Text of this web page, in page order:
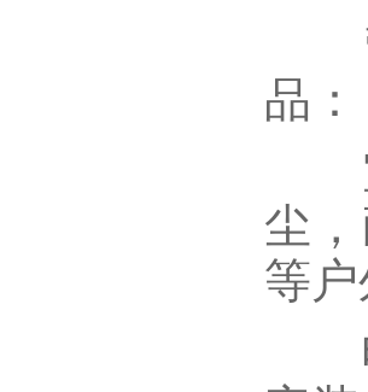
萤
品：
室
尘
等
电